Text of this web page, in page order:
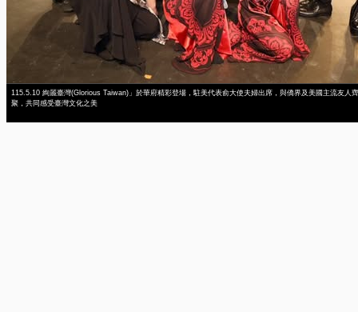
115.5.10 絢麗臺灣(Glorious Taiwan)」於華府精彩登場，駐美代表俞大使夫婦出席，與僑界及美國主流友人齊
聚，共同感受臺灣文化之美